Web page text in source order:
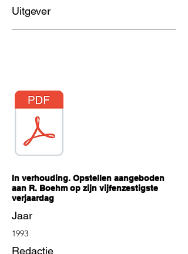
Uitgever
In verhouding. Opstellen aangeboden
aan R. Boehm op zijn vijfenzestigste
verjaardag
Jaar
1993
Redactie